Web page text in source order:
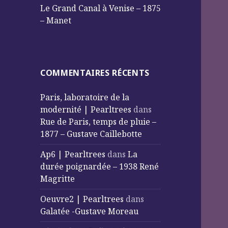
Le Grand Canal à Venise – 1875
– Manet
COMMENTAIRES RÉCENTS
Paris, laboratoire de la
modernité | Pearltrees dans
Rue de Paris, temps de pluie –
1877 – Gustave Caillebotte
Ap6 | Pearltrees dansLa
durée poignardée – 1938 René
Magritte
Oeuvre2 | Pearltrees dans
Galatée -Gustave Moreau